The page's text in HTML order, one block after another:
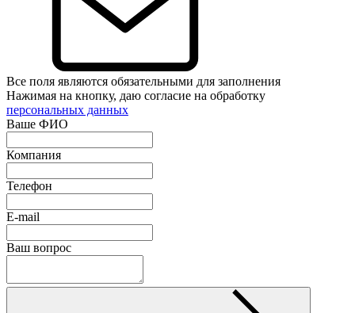
Все поля являются обязательными для заполнения
Нажимая на кнопку, даю согласие на обработку
персональных данных
Ваше ФИО
Компания
Телефон
E-mail
Ваш вопрос